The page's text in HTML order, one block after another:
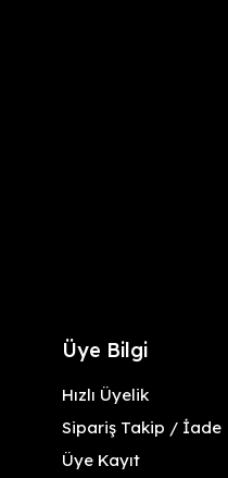
Üye Bilgi
Hızlı Üyelik
Sipariş Takip / İade
Üye Kayıt